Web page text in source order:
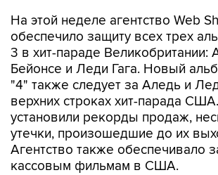
На этой неделе агентство Web
обеспечило защиту всех трех
3 в хит-параде Великобритании:
Бейонсе и Леди Гага. Новый
"4" также следует за Аледь и
верхних строках хит-парада
установили рекорды продаж,
утечки, произошедшие до их
Агентство также обеспечивало
кассовым фильмам в США.